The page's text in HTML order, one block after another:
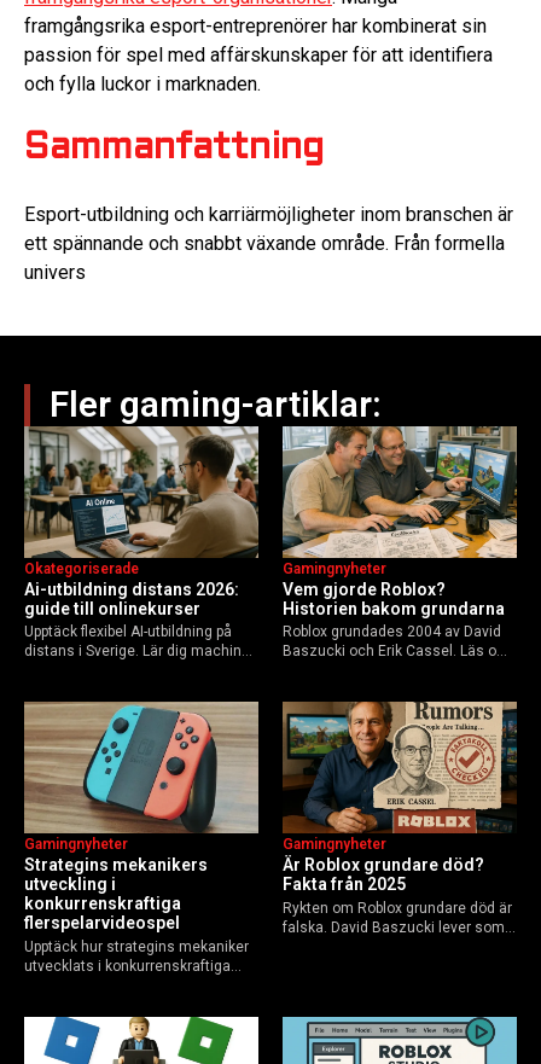
framgångsrika esport-entreprenörer har kombinerat sin
passion för spel med affärskunskaper för att identifiera
och fylla luckor i marknaden.
Sammanfattning
Esport-utbildning och karriärmöjligheter inom branschen är
ett spännande och snabbt växande område. Från formella
univers
Fler gaming-artiklar:
Ai-utbildning distans 2026:
guide till onlinekurser
Okategoriserade
Upptäck flexibel AI-utbildning på
distans i Sverige. Lär dig machine
Guide för nybörjare och
yrkesverksamma som vill bygga…
Vem gjorde Roblox?
Historien bakom grundarna
Gamingnyheter
Roblox grundades 2004 av David
Baszucki och Erik Cassel. Läs om
användare 2025, och vad som
händer inför 2026.
Strategins mekanikers
utveckling i
konkurrenskraftiga
flerspelarvideospel
Gamingnyheter
Upptäck hur strategins mekaniker
utvecklats i konkurrenskraftiga
AI-drivna innovationer.
Är Roblox grundare död?
Fakta från 2025
Gamingnyheter
Rykten om Roblox grundare död är
falska. David Baszucki lever som